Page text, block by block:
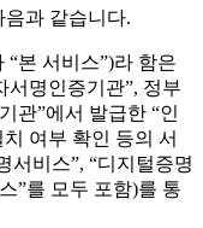
과 같습니다.
“본 서비스”)라 함은
서명인증기관”, 정부
관”에서 발급한 “인
여부 확인 등의 서
서비스”, “디지털증명
”를 모두 포함)를 통